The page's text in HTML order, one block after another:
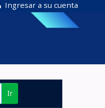
Ingresar a su cuenta
Ir